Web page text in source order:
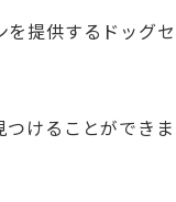
提供するドッグ
けることができま